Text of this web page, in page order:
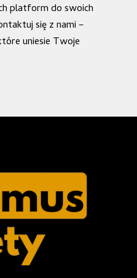
platform do swoich
się z nami –
uniesie Twoje